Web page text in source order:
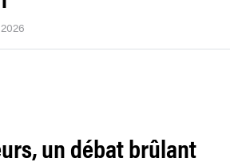
un débat brûlant